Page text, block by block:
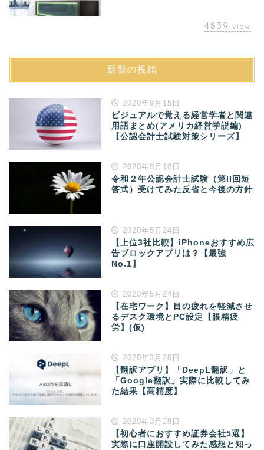
4839 view
最新の投稿
2020年9月15日
ビジュアルで覚える経営学者と関連
用語まとめ(アメリカ経営学説編)
【公認会計士試験対策シリーズ】
2020年9月10日
令和２年公認会計士試験（第II回短
答式）受けてみた反省と今後の方針
2020年5月24日
【上位3社比較】iPhoneおすすめ広
告ブロックアプリは？【最強
No.1】
2020年5月24日
【在宅ワーク】目の疲れを軽減させ
るデスク環境とPC設定【眼精疲
労】(仮)
2020年3月28日
【翻訳アプリ】「DeepL翻訳」と
「Google翻訳」実際に比較してみ
た結果【高精度】
2020年3月28日
【初心者におすすめ証券会社5選】
実際に口座開設してみた感想と知っ